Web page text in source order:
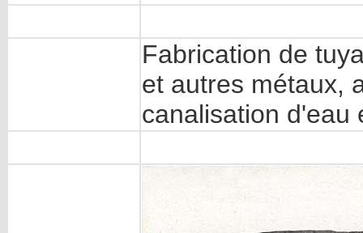
Fabrication de
et autres métaux,
canalisation d'eau